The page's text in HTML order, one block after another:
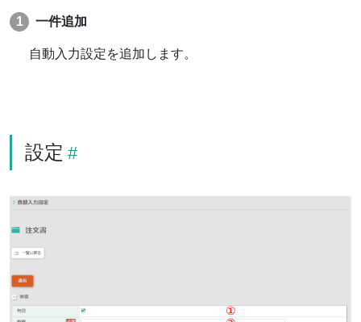
一件追加
自動入力設定を追加します。
設定